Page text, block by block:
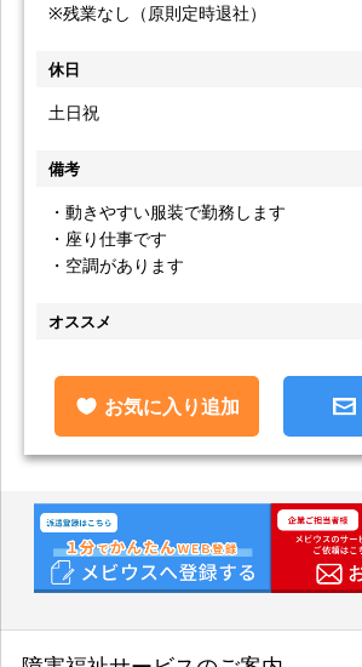
※残業なし（原則定時退社）
休日
土日祝
備考
・動きやすい服装で勤務します
・座り仕事です
・空調があります
オススメ
お気に入り追加